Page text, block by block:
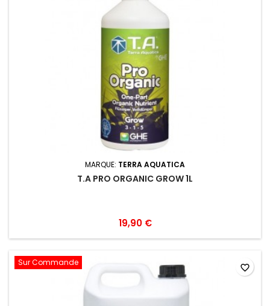
MARQUE: TERRA AQUATICA
T.A PRO ORGANIC GROW 1L
19,90 €
Sur Commande favorite_border